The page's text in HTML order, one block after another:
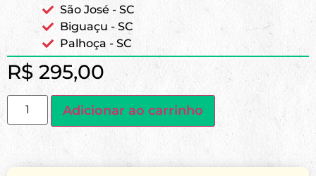
São José - SC
Biguaçu - SC
Palhoça - SC
R$ 295,00
Adicionar ao carrinho